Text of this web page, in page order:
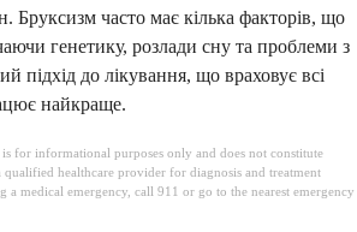
Бруксизм часто має кілька факторів, що
генетику, розлади сну та проблеми з
підхід до лікування, що враховує всі
найкраще.
for informational purposes only and does not constitute
healthcare provider for diagnosis and treatment
a medical emergency, call 911 or go to the nearest emergency